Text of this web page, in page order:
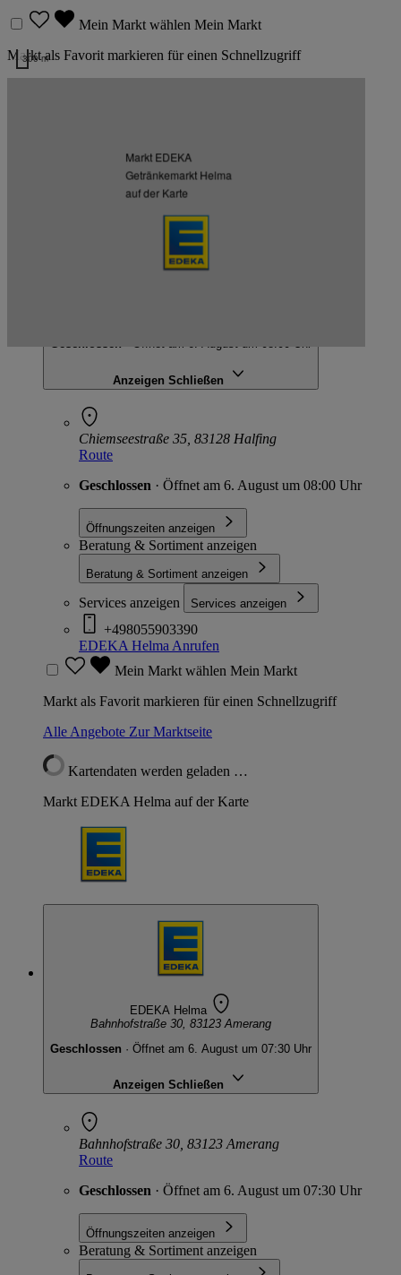
Mein Markt wählen Mein Markt
Markt als Favorit markieren für einen Schnellzugriff
Markt EDEKA
Getränkemarkt Helma
auf der Karte
300 m
Kartenansicht
Geschlossen
· Öffnet am 6. August um 08:00 Uhr
Anzeigen Schließen
Chiemseestraße 35, 83128 Halfing
Route
Geschlossen · Öffnet am 6. August um 08:00 Uhr
Öffnungszeiten anzeigen
Beratung & Sortiment anzeigen
Beratung & Sortiment anzeigen
Services anzeigen Services anzeigen
+498055903390
EDEKA HelmaAnrufen
Mein Markt wählen Mein Markt
Markt als Favorit markieren für einen Schnellzugriff
Alle Angebote Zur Marktseite
Kartendaten werden geladen …
Markt EDEKA Helma auf der Karte
EDEKA Helma
Bahnhofstraße 30, 83123 Amerang
Geschlossen · Öffnet am 6. August um 07:30 Uhr
Anzeigen Schließen
Bahnhofstraße 30, 83123 Amerang
Route
Geschlossen · Öffnet am 6. August um 07:30 Uhr
Öffnungszeiten anzeigen
Beratung & Sortiment anzeigen